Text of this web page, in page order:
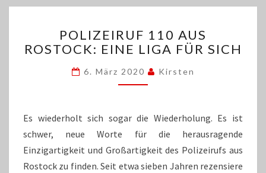
110
AUS
EINE
LIGA
SICH
POLIZEIRUF 110 AUS
ROSTOCK: EINE LIGA FÜR SICH
6. März 2020 Kirsten
Es wiederholt sich sogar die Wiederholung. Es ist
schwer, neue Worte für die herausragende
Einzigartigkeit und Großartigkeit des Polizeirufs aus
Rostock zu finden. Seit etwa sieben Jahren rezensiere